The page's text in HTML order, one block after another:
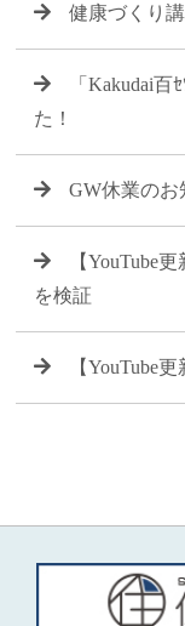
健康づくり
「Kakudai
た！
GW休業のお
【YouTube
を検証
【YouTube